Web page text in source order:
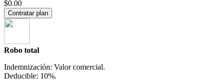
$0.00
Contratar plan
Robo total
Indemnización: Valor comercial.
Deducible: 10%.